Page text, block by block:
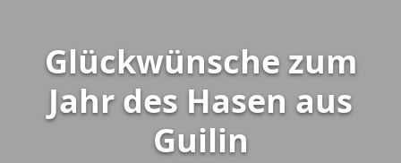
Glückwünsche zum
Jahr des Hasen aus
Guilin